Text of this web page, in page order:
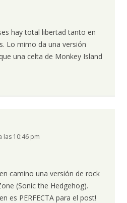
hay total libertad tanto en
Lo mimo da una versión
una celta de Monkey Island
las 10:46 pm
camino una versión de rock
(Sonic the Hedgehog).
es PERFECTA para el post!